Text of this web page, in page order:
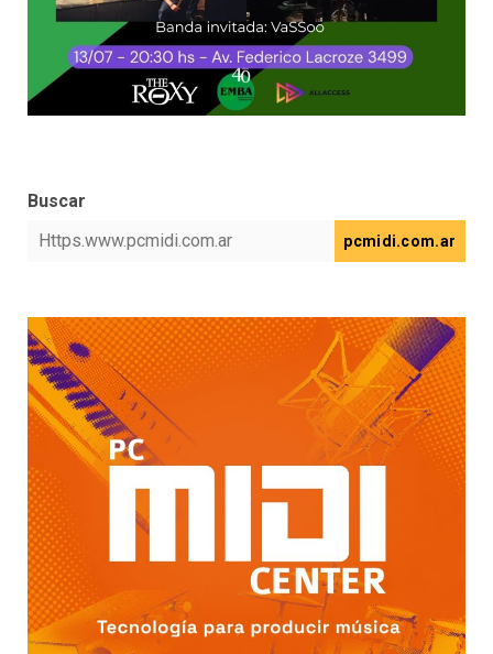
Buscar
pcmidi.com.ar